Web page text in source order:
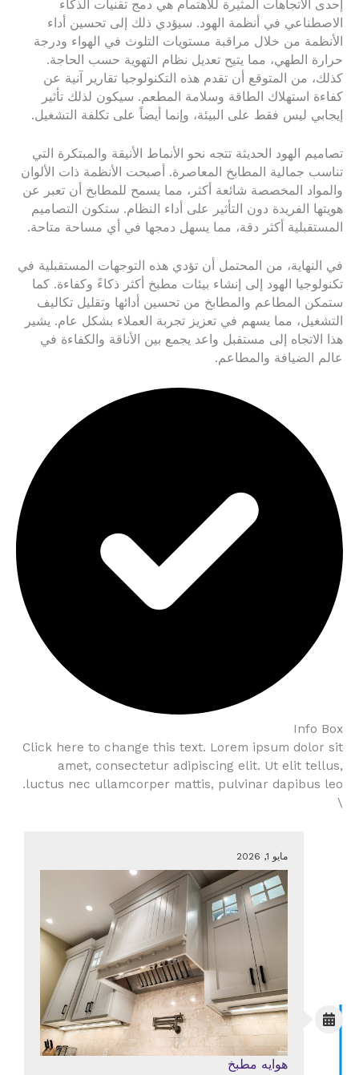
إحدى الاتجاهات المثيرة للاهتمام هي دمج تقنيات الذكاء
الاصطناعي في أنظمة الهود. سيؤدي ذلك إلى تحسين أداء
الأنظمة من خلال مراقبة مستويات التلوث في الهواء ودرجة
حرارة الطهي، مما يتيح تعديل نظام التهوية حسب الحاجة.
كذلك، من المتوقع أن تقدم هذه التكنولوجيا تقارير آنية عن
كفاءة استهلاك الطاقة وسلامة المطعم. سيكون لذلك تأثير
إيجابي ليس فقط على البيئة، وإنما أيضاً على تكلفة التشغيل.
تصاميم الهود الحديثة تتجه نحو الأنماط الأنيقة والمبتكرة التي
تناسب جمالية المطابخ المعاصرة. أصبحت الأنظمة ذات الألوان
والمواد المخصصة شائعة أكثر، مما يسمح للمطابخ أن تعبر عن
هويتها الفريدة دون التأثير على أداء النظام. ستكون التصاميم
المستقبلية أكثر دقة، مما يسهل دمجها في أي مساحة متاحة.
في النهاية، من المحتمل أن تؤدي هذه التوجهات المستقبلية في
تكنولوجيا الهود إلى إنشاء بيئات مطبخ أكثر ذكاءً وكفاءة. كما
ستمكن المطاعم والمطابخ من تحسين أدائها وتقليل تكاليف
التشغيل، مما يسهم في تعزيز تجربة العملاء بشكل عام. يشير
هذا الاتجاه إلى مستقبل واعد يجمع بين الأناقة والكفاءة في
عالم الضيافة والمطاعم.
Info Box
Click here to change this text. Lorem ipsum dolor sit
amet, consectetur adipiscing elit. Ut elit tellus,
luctus nec ullamcorper mattis, pulvinar dapibus leo.
\
مايو 1, 2026
هوايه مطبخ